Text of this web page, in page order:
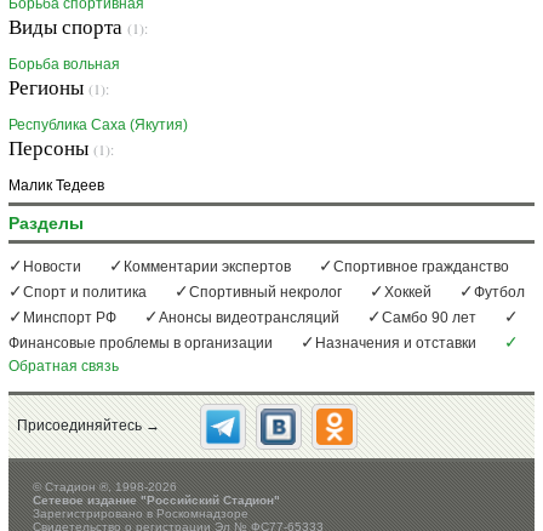
Борьба спортивная
Виды спорта (1):
Борьба вольная
Регионы (1):
Республика Саха (Якутия)
Персоны (1):
Малик Тедеев
Разделы
Новости Комментарии экспертов
Спортивное гражданство
Спорт и политика
Спортивный некролог Хоккей
Футбол
Минспорт РФ
Анонсы видеотрансляций
Самбо 90 лет
Финансовые проблемы в организации
Назначения и отставки
Обратная связь
Присоединяйтесь →
©Стадион ®, 1998-2026
Сетевое издание "Российский Стадион"
Зарегистрировано в Роскомнадзоре
Свидетельство о регистрации Эл № ФС77-65333